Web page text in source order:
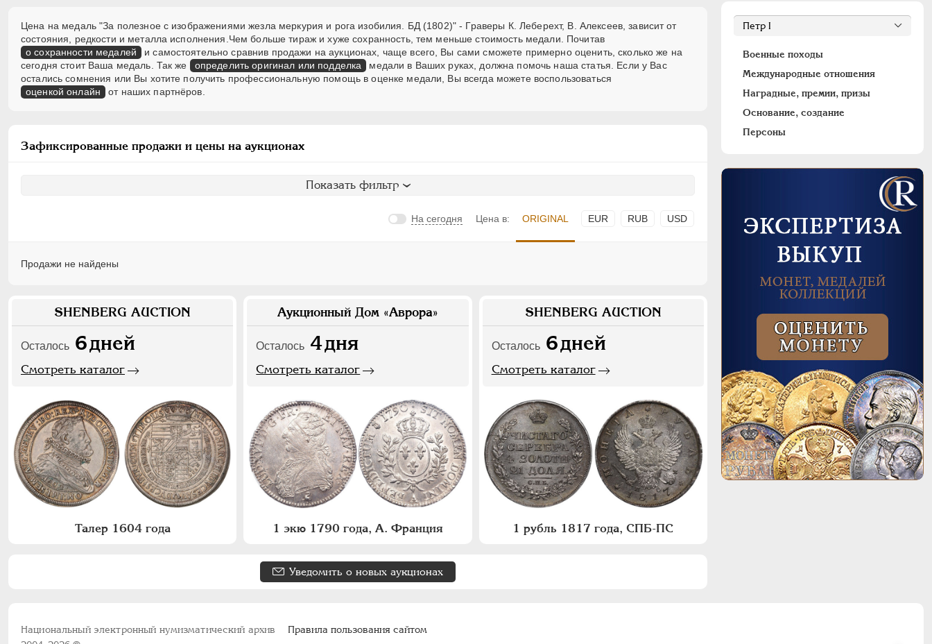
Цена на медаль "За полезное с изображениями жезла меркурия и рога изобилия. БД (1802)" - Граверы К. Леберехт, В. Алексеев, зависит от
состояния, редкости и металла исполнения.Чем больше тираж и хуже сохранность, тем меньше стоимость медали. Почитав
о сохранности медалей и самостоятельно сравнив продажи на аукционах, чаще всего, Вы сами сможете примерно оценить, сколько же на
сегодня стоит Ваша медаль. Так же
определить оригинал или подделка
медали в Ваших руках, должна помочь наша статья. Если у Вас
остались сомнения или Вы хотите получить профессиональную помощь в оценке медали, Вы всегда можете воспользоваться
оценкой онлайн от наших партнёров.
Зафиксированные продажи и цены на аукционах
Показать фильтр
На сегодня Цена в: ORIGINAL EUR RUB USD
Продажи не найдены
SHENBERG AUCTION
Осталось 6дней
Смотреть каталог
Талер 1604 года
Аукционный Дом «Аврора»
Осталось 4дня
Смотреть каталог
1 экю 1790 года, А. Франция
SHENBERG AUCTION
Осталось 6дней
Смотреть каталог
1 рубль 1817 года, СПБ-ПС
Уведомить о новых аукционах
Военные походы
Международные отношения
Наградные, премии, призы
Основание, создание
Персоны
Национальный электронный нумизматический архив
Правила пользования сайтом